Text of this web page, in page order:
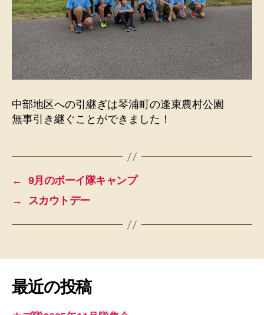
中部地区への引継ぎは琴浦町の逢束農村公園
無事引き継ぐことができました！
←
9月のボーイ隊キャンプ
→
スカウトデー
最近の投稿